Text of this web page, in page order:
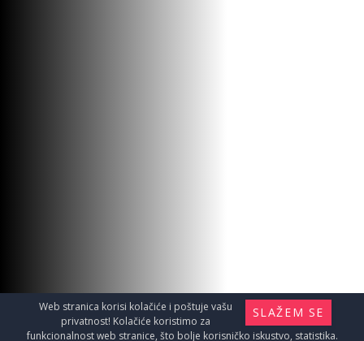
SLAŽEM SE
Web stranica korisi kolačiće i poštuje vašu
privatnost! Kolačiće koristimo za
funkcionalnost web stranice, što bolje korisničko iskustvo, statistika.